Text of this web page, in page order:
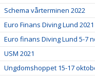
Schema vårterminen 2022
Euro Finans Diving Lund 2021
Euro finans Diving Lund 5-7
USM 2021
Ungdomshoppet 15-17